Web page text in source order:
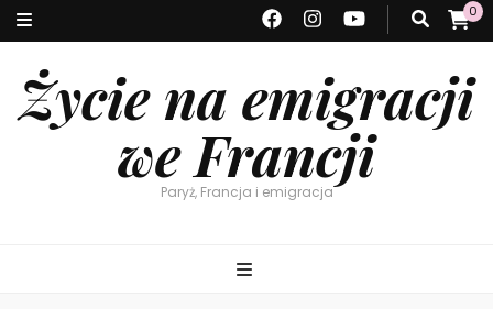
0
Życie na emigracji
we Francji
Paryż, Francja i emigracja